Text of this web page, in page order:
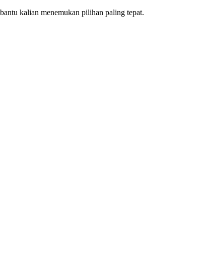
kalian menemukan pilihan paling tepat.